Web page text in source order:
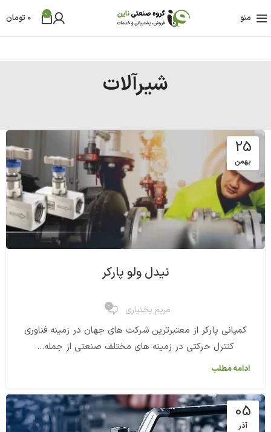
منو 0
0 تومان
شیرآلات
25
بهمن
نیدل ولو پارکر
مریم بختیاری 0
کمپانی پارکر از معتبرترین شرکت های جهان در زمینه فناوری
کنترل حرکتی در زمینه های مختلف صنعتی از جمله...
ادامه مطلب
05
آذر